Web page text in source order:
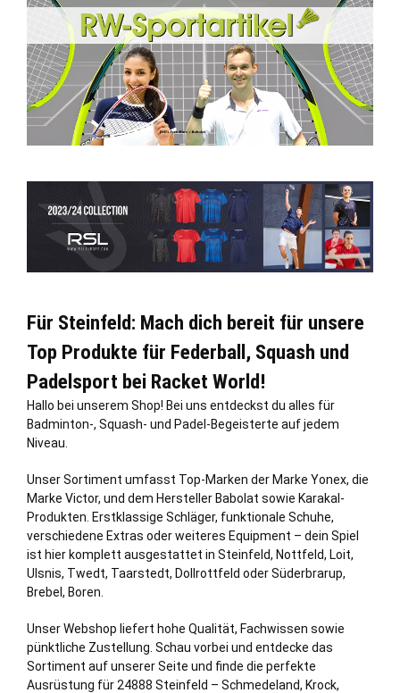
Für Steinfeld: Mach dich bereit für unsere
Top Produkte für Federball, Squash und
Padelsport bei Racket World!
Hallo bei unserem Shop! Bei uns entdeckst du alles für
Badminton-, Squash- und Padel-Begeisterte auf jedem
Niveau.
Unser Sortiment umfasst Top-Marken der Marke Yonex, die
Marke Victor, und dem Hersteller Babolat sowie Karakal-
Produkten. Erstklassige Schläger, funktionale Schuhe,
verschiedene Extras oder weiteres Equipment – dein Spiel
ist hier komplett ausgestattet in Steinfeld, Nottfeld, Loit,
Ulsnis, Twedt, Taarstedt, Dollrottfeld oderSüderbrarup,
Brebel , Boren
Unser Webshop liefert hohe Qualität, Fachwissen sowie
pünktliche Zustellung. Schau vorbei und entdecke das
Sortiment auf unserer Seite und finde die perfekte
Ausrüstung für 24888 Steinfeld – Schmedeland, Krock,